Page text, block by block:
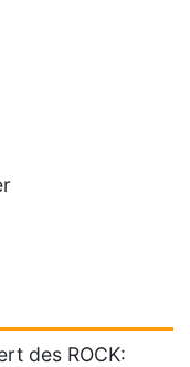
des ROCK: